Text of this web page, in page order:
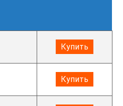
Купить
Купить